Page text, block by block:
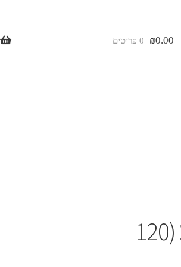
₪0.00 0 פריטים
ויטמין B12 עם חומצה פולית (120